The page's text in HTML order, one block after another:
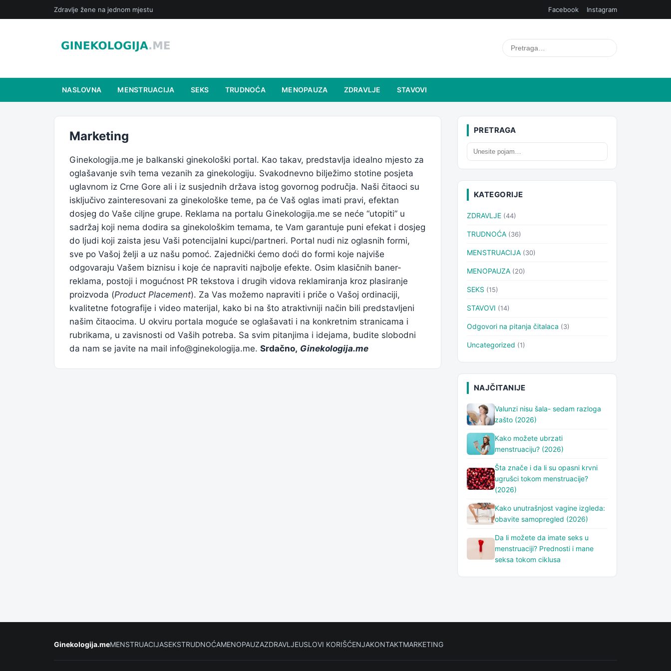
Zdravlje žene na jednom mjestu Facebook Instagram
NASLOVNA MENSTRUACIJA SEKS TRUDNOĆA MENOPAUZA ZDRAVLJE STAVOVI
Marketing
Ginekologija.me je balkanski ginekološki portal. Kao takav, predstavlja idealno mjesto za
oglašavanje svih tema vezanih za ginekologiju. Svakodnevno bilježimo stotine posjeta
uglavnom iz Crne Gore ali i iz susjednih država istog govornog područja. Naši čitaoci su
isključivo zainteresovani za ginekološke teme, pa će Vaš oglas imati pravi, efektan
dosjeg do Vaše ciljne grupe. Reklama na portalu Ginekologija.me se neće “utopiti” u
sadržaj koji nema dodira sa ginekološkim temama, te Vam garantuje puni efekat i dosjeg
do ljudi koji zaista jesu Vaši potencijalni kupci/partneri. Portal nudi niz oglasnih formi,
sve po Vašoj želji a uz našu pomoć. Zajednički ćemo doći do formi koje najviše
odgovaraju Vašem biznisu i koje će napraviti najbolje efekte. Osim klasičnih baner-
reklama, postoji i mogućnost PR tekstova i drugih vidova reklamiranja kroz plasiranje
proizvoda (Product Placement). Za Vas možemo napraviti i priče o Vašoj ordinaciji,
kvalitetne fotografije i video materijal, kako bi na što atraktivniji način bili predstavljeni
našim čitaocima. U okviru portala moguće se oglašavati i na konkretnim stranicama i
rubrikama, u zavisnosti od Vaših potreba. Sa svim pitanjima i idejama, budite slobodni
da nam se javite na mail info@ginekologija.me. Srdačno, Ginekologija.me
PRETRAGA
KATEGORIJE
ZDRAVLJE (44)
TRUDNOĆA (36)
MENSTRUACIJA (30)
MENOPAUZA (20)
SEKS (15)
STAVOVI (14)
Odgovori na pitanja čitalaca (3)
Uncategorized (1)
NAJČITANIJE
Valunzi nisu šala- sedam razloga
zašto (2026)
Kako možete ubrzati
menstruaciju? (2026)
Šta znače i da li su opasni krvni
ugrušci tokom menstruacije?
(2026)
Kako unutrašnjost vagine izgleda:
obavite samopregled (2026)
Da li možete da imate seks u
menstruaciji? Prednosti i mane
seksa tokom ciklusa
Ginekologija.meMENSTRUACIJASEKSTRUDNOĆAMENOPAUZAZDRAVLJEUSLOVI KORIŠĆENJAKONTAKTMARKETING